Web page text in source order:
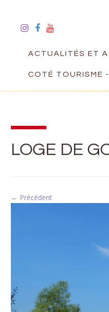
ACTUALITÉS ET
COTÉ TOURISME
LOGE DE
← Précédent